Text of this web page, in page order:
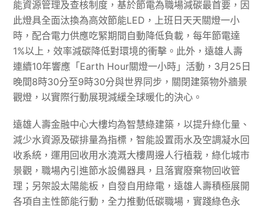
能資源管理及查核制度，基於節電為職場減碳最首要，因
此燈具全面汰換為高效節能LED，上班日天天關燈一小
時，配合電力供應吃緊期間自動降低負載，每年節電達
1%以上，效率減碳降低對環境的衝擊。此外，遠雄人壽
連續10年響應「Earth Hour關燈一小時」活動，3月25日
晚間8時30分至9時30分與世界同步，關閉建築物外牆景
觀燈，以實際行動展現減緩全球暖化的決心。
遠雄人壽金融中心大樓均為智慧綠建築，以提升綠化量、
減少水資源及碳排量為指標，智能設置雨水及空調凝水回
收系統，運用回收用水澆溉大樓周邊人行植栽，綠化城市
景觀，職場內引進節水設備器具，且落實廢棄物回收管
理；另架設太陽能板，自發自用綠電，遠雄人壽積極展開
各項自主性節能行動，全力推動低碳職場，實踐綠色永